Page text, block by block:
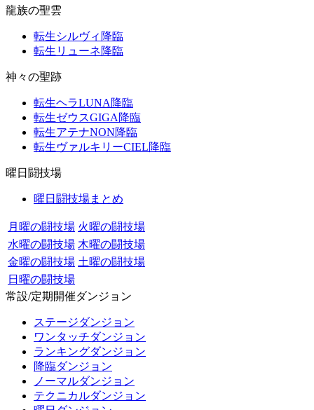
龍族の聖雲
転生シルヴィ降臨
転生リューネ降臨
神々の聖跡
転生ヘラLUNA降臨
転生ゼウスGIGA降臨
転生アテナNON降臨
転生ヴァルキリーCIEL降臨
曜日闘技場
曜日闘技場まとめ
月曜の闘技場 火曜の闘技場
水曜の闘技場 木曜の闘技場
金曜の闘技場 土曜の闘技場
日曜の闘技場
常設/定期開催ダンジョン
ステージダンジョン
ワンタッチダンジョン
ランキングダンジョン
降臨ダンジョン
ノーマルダンジョン
テクニカルダンジョン